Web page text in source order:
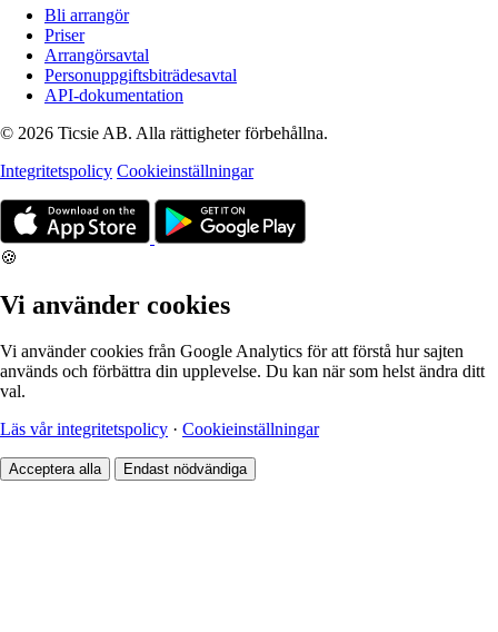
Bli arrangör
Priser
Arrangörsavtal
Personuppgiftsbiträdesavtal
API-dokumentation
© 2026 Ticsie AB. Alla rättigheter förbehållna.
Integritetspolicy Cookieinställningar
🍪
Vi använder cookies
Vi använder cookies från Google Analytics för att förstå hur sajten
används och förbättra din upplevelse. Du kan när som helst ändra ditt
val.
Läs vår integritetspolicy · Cookieinställningar
Acceptera alla Endast nödvändiga